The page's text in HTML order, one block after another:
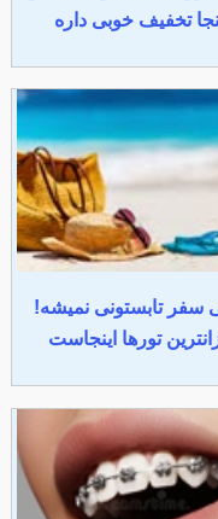
تخفیف خوبی داره
سفر تابستونی نمیشه!
تورها اینجاست